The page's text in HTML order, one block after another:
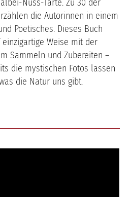
Nuss-Tarte. Zu 30 der
die Autorinnen in einem
Poetisches. Dieses Buch
Weise mit der
Sammeln und Zubereiten –
die mystischen Fotos lassen
die Natur uns gibt.